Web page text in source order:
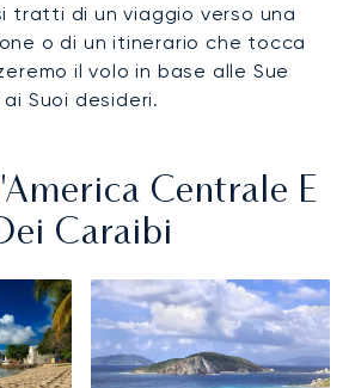
tratti di un viaggio verso una
o di un itinerario che tocca
il volo in base alle Sue
Suoi desideri.
Centrale E
Caraibi